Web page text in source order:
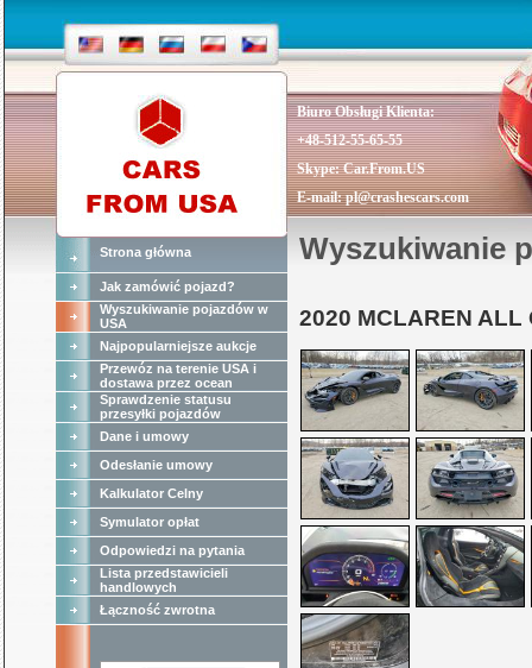
Biuro Obsługi Klienta:
+48-512-55-65-55
Skype:Car.From.US
E-mail:pl@crashescars.com
Strona główna
Jak zamówić pojazd?
Wyszukiwanie pojazdów w
USA
Najpopularniejsze aukcje
Przewóz na terenie USA i
dostawa przez ocean
Sprawdzenie statusu
przesyłki pojazdów
Dane i umowy
Odesłanie umowy
Kalkulator Celny
Symulator opłat
Odpowiedzi na pytania
Lista przedstawicieli
handlowych
Łączność zwrotna
Wyszukiwanie
2020 MCLAREN ALL